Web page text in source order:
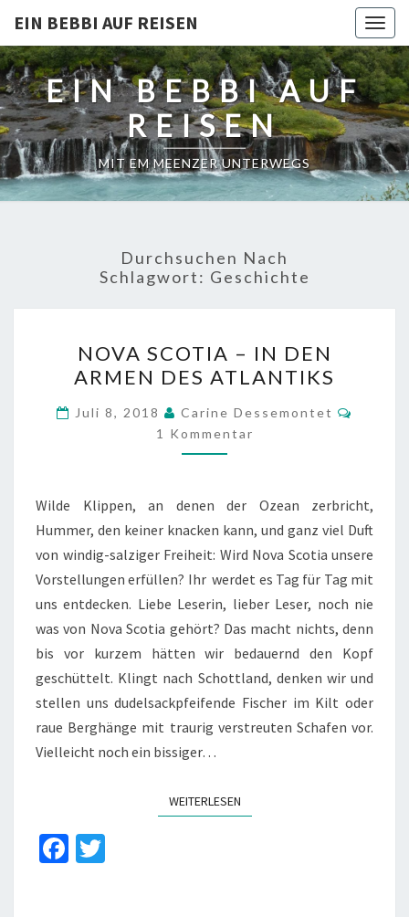
EIN BEBBI AUF REISEN
EIN BEBBI AUF
REISEN
MIT EM MEENZER UNTERWEGS
Durchsuchen Nach
Schlagwort: Geschichte
SCOTIA
–
IN
DEN
ARMEN
ATLANTIKS
NOVA SCOTIA – IN DEN
ARMEN DES ATLANTIKS
Juli 8, 2018 Carine Dessemontet
1 Kommentar
Wilde Klippen, an denen der Ozean zerbricht,
Hummer, den keiner knacken kann, und ganz viel Duft
von windig-salziger Freiheit: Wird Nova Scotia unsere
Vorstellungen erfüllen? Ihr werdet es Tag für Tag mit
uns entdecken. Liebe Leserin, lieber Leser, noch nie
was von Nova Scotia gehört? Das macht nichts, denn
bis vor kurzem hätten wir bedauernd den Kopf
geschüttelt. Klingt nach Schottland, denken wir und
stellen uns dudelsackpfeifende Fischer im Kilt oder
raue Berghänge mit traurig verstreuten Schafen vor.
Vielleicht noch ein bissiger…
WEITERLESENWEITERLESEN
Fa